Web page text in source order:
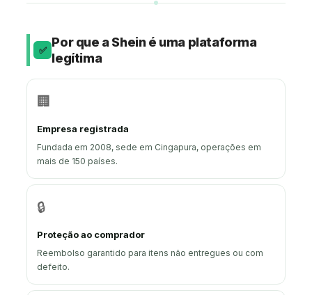
✅
Por que a Shein é uma plataforma
legítima
🏢
Empresa registrada
Fundada em 2008, sede em Cingapura, operações em
mais de 150 países.
🔒
Proteção ao comprador
Reembolso garantido para itens não entregues ou com
defeito.